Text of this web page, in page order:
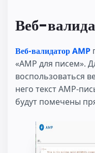
Веб-
Веб-валидатор AMP
«AMP для писем».
воспользоваться
него текст AMP-
будут помечены